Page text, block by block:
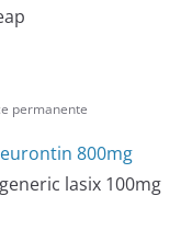
permanente
800mg
lasix 100mg